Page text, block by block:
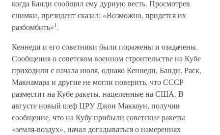
когда Банди сообщил ему дурную весть. Просмотрев
снимки, президент сказал: «Возможно, придется их
разбомбить»1.
Кеннеди и его советники были поражены и озадачены.
Сообщения о советском военном строительстве на Кубе
приходили с начала июля, однако Кеннеди, Банди, Раск,
Макнамара и другие не могли поверить, что СССР
разместит на Кубе ракеты, нацеленные на США. В
августе новый шеф ЦРУ Джон Маккоун, получив
сообщение, что на Кубу прибыли советские ракеты
«земля-воздух», начал догадываться о намерениях